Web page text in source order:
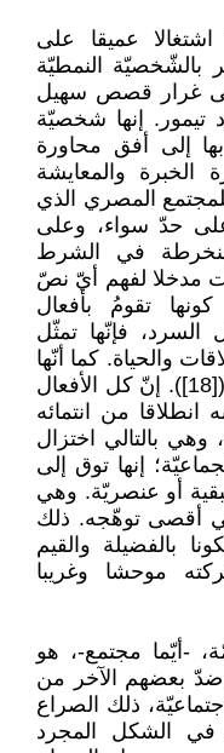
عميقا على
بالشّخصيّة النمطيّة
غرار قصص سهيل
تيمور. إنها شخصيّة
إلى أفق محاورة
والمعايشة
المصري الذي
على حدّ سواء، وعلى
في الشرط
مدخلا لفهم أيّ نصّ
تقومُ بأفعال
فإنّها تمثّل
والحياة. كما أنّها
تعبّر عن هذه الرؤى بواسطة اللغة"([18]). إنّ كل الأفعال
من انتمائه
وهي بالتالي اختزال
إنها توق إلى
أو عنصريّة. وهي
أقصى توهّجه. ذلك
بالفضيلة والقيم
موحشا وغريبا
-أيّما مجتمع-، هو
ضدّ بعضهم الآخر من
ذلك الصراع
في الشكل المجرد